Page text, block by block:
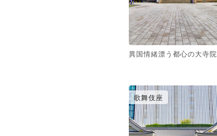
異国情緒漂う都心の大寺院
歌舞伎座